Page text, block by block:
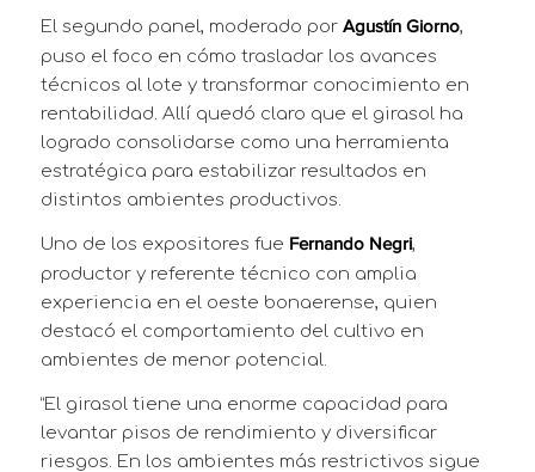
El segundo panel, moderado por Agustín Giorno,
puso el foco en cómo trasladar los avances
técnicos al lote y transformar conocimiento en
rentabilidad. Allí quedó claro que el girasol ha
logrado consolidarse como una herramienta
estratégica para estabilizar resultados en
distintos ambientes productivos.
Uno de los expositores fue Fernando Negri,
productor y referente técnico con amplia
experiencia en el oeste bonaerense, quien
destacó el comportamiento del cultivo en
ambientes de menor potencial.
“El girasol tiene una enorme capacidad para
levantar pisos de rendimiento y diversificar
riesgos. En los ambientes más restrictivos sigue